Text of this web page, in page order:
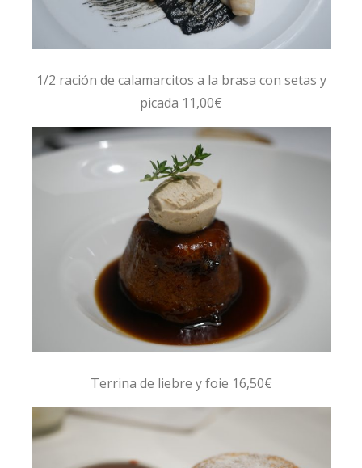
1/2 ración de calamarcitos a la brasa con setas y
picada 11,00€
Terrina de liebre y foie 16,50€